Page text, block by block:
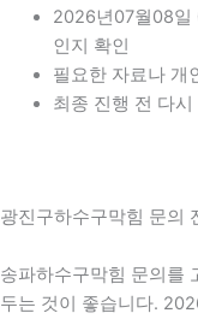
2026년07월08일
인지 확인
필요한 자료나 개
최종 진행 전 다
광진구하수구막힘 문의
송파하수구막힘 문의를
두는 것이 좋습니다.